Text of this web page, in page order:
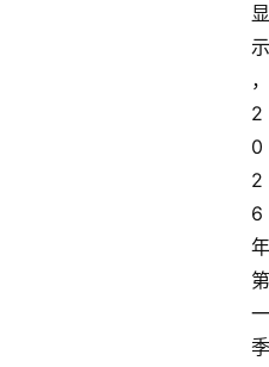
显
示
，
2
0
2
6
年
第
一
季